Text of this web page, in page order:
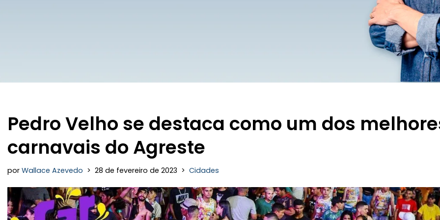
Pedro Velho se destaca como um dos
carnavais do Agreste
por Wallace Azevedo 28 de fevereiro de 2023 Cidades